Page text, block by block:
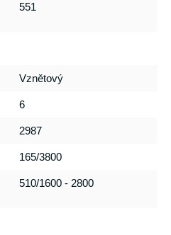
551
Vznětový
6
2987
165/3800
510/1600 - 2800